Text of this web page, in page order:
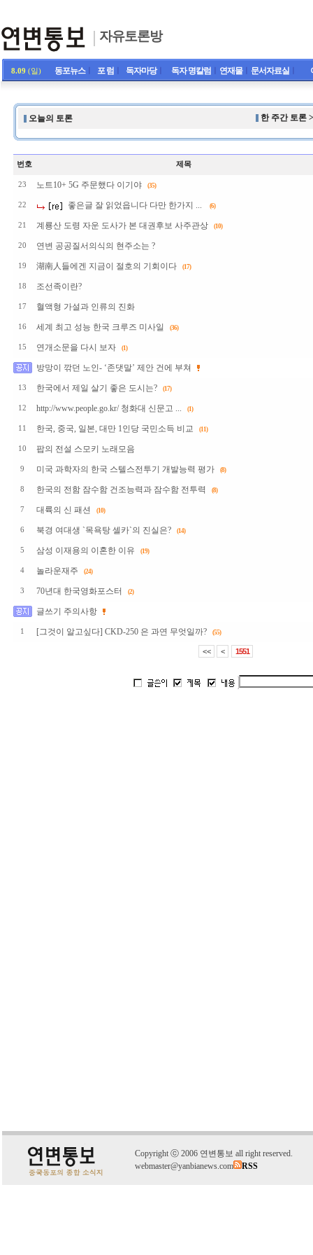
자유토론방
8.09 (일) 동포뉴스ㅣ 포 럼 독자마당ㅣ 독자 명칼럼 연재물ㅣ 문서자료실
오늘의 토론 한 주간 토론
번호 제목
23 노트10+ 5G 주문했다 이기야 (35)
22 좋은글 잘 읽었읍니다 다만 한가지 ... (6)
21 계룡산 도령 자운 도사가 본 대권후보 사주관상 (10)
20 연변 공공질서의식의 현주소는 ?
19 湖南人들에겐 지금이 절호의 기회이다 (17)
18 조선족이란?
17 혈액형 가설과 인류의 진화
16 세계 최고 성능 한국 크루즈 미사일 (36)
15 연개소문을 다시 보자 (1)
방망이 깎던 노인- ‘존댓말’ 제안 건에 부쳐
13 한국에서 제일 살기 좋은 도시는? (17)
12 http://www.people.go.kr/ 청화대 신문고 ... (1)
11 한국, 중국, 일본, 대만 1인당 국민소득 비교 (11)
10 팝의 전설 스모키 노래모음
9 미국 과학자의 한국 스텔스전투기 개발능력 평가 (8)
8 한국의 전함 잠수함 건조능력과 잠수함 전투력 (8)
7 대륙의 신 패션 (10)
6 북경 여대생 `목욕탕 셀카`의 진실은? (14)
5 삼성 이재용의 이혼한 이유 (19)
4 놀라운재주 (24)
3 70년대 한국영화포스터 (2)
글쓰기 주의사항
1 [그것이 알고싶다] CKD-250 은 과연 무엇일까? (55)
<< < 1551
Copyright ⓒ 2006 연변통보 all right reserved.
webmaster@yanbianews.com
RSS